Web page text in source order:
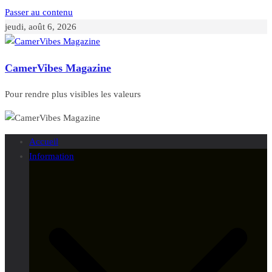
Passer au contenu
jeudi, août 6, 2026
CamerVibes Magazine
Pour rendre plus visibles les valeurs
Accueil
Information